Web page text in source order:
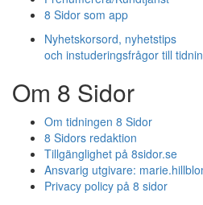
8 Sidor som app
Nyhetskorsord, nyhetstips
och instuderingsfrågor till
Om 8 Sidor
Om tidningen 8 Sidor
8 Sidors redaktion
Tillgänglighet på 8sidor.se
Ansvarig utgivare:
Privacy policy på 8 sidor